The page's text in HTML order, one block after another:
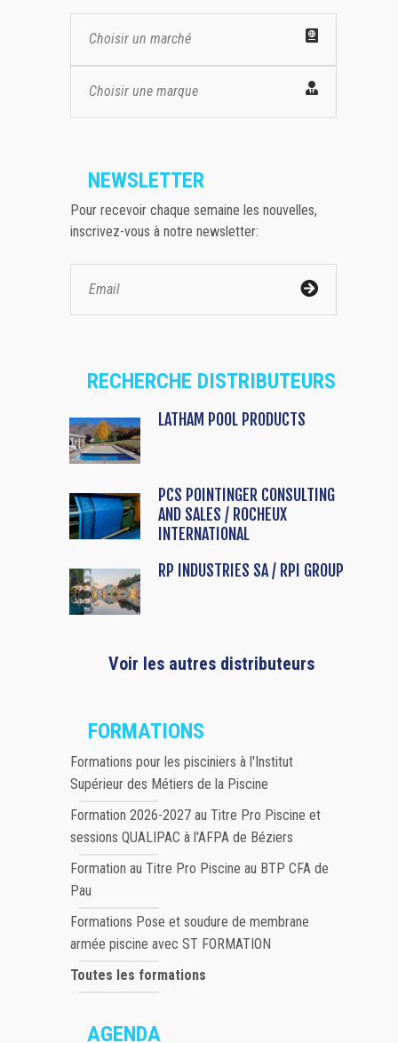
Choisir un marché
Choisir une marque
NEWSLETTER
Pour recevoir chaque semaine les nouvelles,
inscrivez-vous à notre newsletter:
RECHERCHE DISTRIBUTEURS
LATHAM POOL PRODUCTS
PCS POINTINGER CONSULTING
AND SALES / ROCHEUX
INTERNATIONAL
RP INDUSTRIES SA / RPI GROUP
Voir les autres distributeurs
FORMATIONS
Formations pour les pisciniers à l'Institut
Supérieur des Métiers de la Piscine
Formation 2026-2027 au Titre Pro Piscine et
sessions QUALIPAC à l'AFPA de Béziers
Formation au Titre Pro Piscine au BTP CFA de
Pau
Formations Pose et soudure de membrane
armée piscine avec ST FORMATION
Toutes les formations
AGENDA